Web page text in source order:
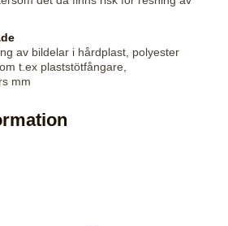
av bildelar i hårdplast, polyester
t.ex plaststötfångare,
mm